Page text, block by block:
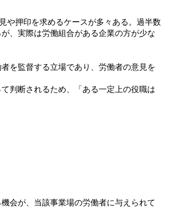
や押印を求めるケースが多々ある。過半数
、実際は労働組合がある企業の方が少な
を監督する立場であり、労働者の意見を
判断されるため、「ある一定上の役職は
会が、当該事業場の労働者に与えられて